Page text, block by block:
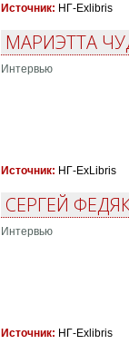
Источник: НГ-Exlibris
МАРИЭТТА
Интервью
Источник: НГ-ExLibris
СЕРГЕЙ
Интервью
Источник: НГ-Exlibris